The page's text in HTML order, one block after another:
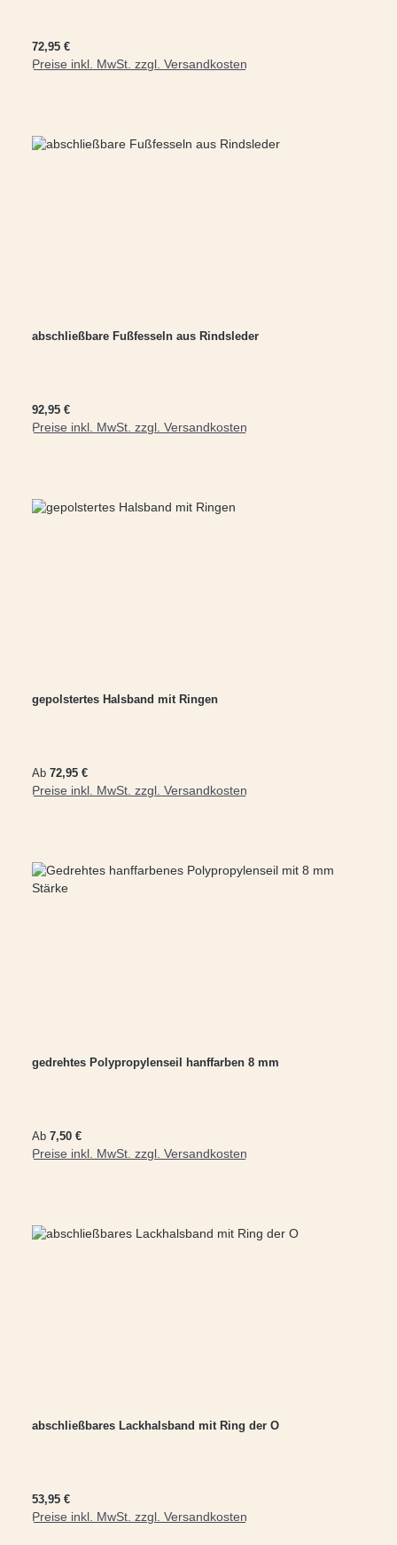
Regulärer Preis:
72,95 €
Preise inkl. MwSt. zzgl. Versandkosten
abschließbare Fußfesseln aus Rindsleder
Regulärer Preis:
92,95 €
Preise inkl. MwSt. zzgl. Versandkosten
In den Warenkorb
gepolstertes Halsband mit Ringen
Regulärer Preis:
Ab 72,95 €
Preise inkl. MwSt. zzgl. Versandkosten
gedrehtes Polypropylenseil hanffarben 8 mm
Regulärer Preis:
Ab 7,50 €
Preise inkl. MwSt. zzgl. Versandkosten
abschließbares Lackhalsband mit Ring der O
Regulärer Preis:
53,95 €
Preise inkl. MwSt. zzgl. Versandkosten